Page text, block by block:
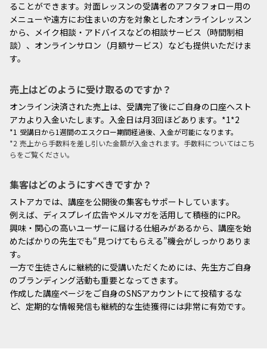
ることができます。対面レッスンの受講者のアフタフォロー用の
メニューや遠方にお住まいの方を対象としたオンラインレッスン
から、メイク相談・アドバイスなどの相談サービス（時間制相
談）、オンラインサロン（月額サービス）なども提供いただけま
す。
売上はどのように受け取るのですか？
オンライン決済された売上は、受講完了後にご自身の口座へスト
アカより入金いたします。入金日は月3回ほどあります。*1*2
*1 受講日から1週間のエスクロー期間経過後、入金が可能になります。
*2 売上から手数料を差し引いた金額が入金されます。手数料についてはこち
らをご覧ください。
集客はどのようにすべきですか？
ストアカでは、講座を公開後の集客もサポートしています。
例えば、ディスプレイ広告やメルマガを活用して積極的にPR。
興味・関心の高いユーザーに届ける仕組みがあるから、講座を始
めたばかりの先生でも“見つけてもらえる”機会がしっかりありま
す。
一方で生徒さんに継続的に受講いただくためには、先生方ご自身
のブランディング活動も重要となってきます。
作成した講座ページをご自身のSNSアカウントにて投稿するな
ど、定期的な情報発信も継続的な生徒獲得には非常に有効です。